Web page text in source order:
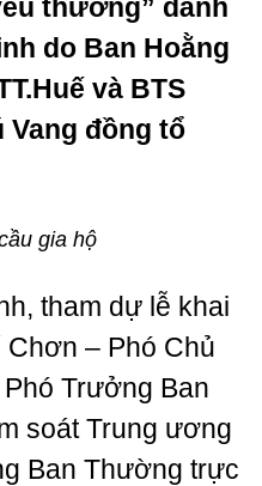
thương” dành
do Ban Hoằng
và BTS
Vang đồng tổ
gia hộ
tham dự lễ khai
Chơn – Phó Chủ
Trưởng Ban
soát Trung ương
Ban Thường trực